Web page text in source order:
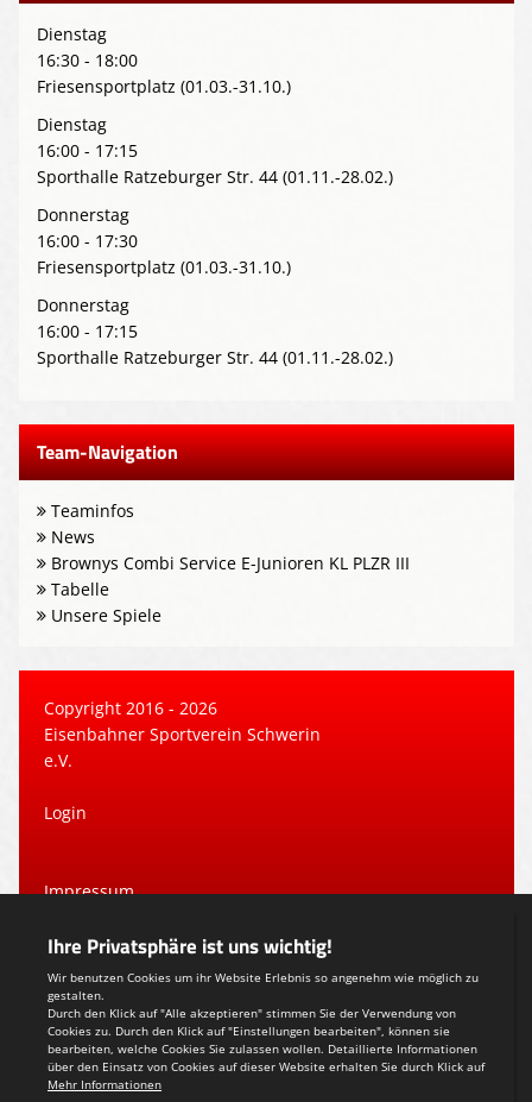
Dienstag
16:30 - 18:00
Friesensportplatz (01.03.-31.10.)
Dienstag
16:00 - 17:15
Sporthalle Ratzeburger Str. 44 (01.11.-28.02.)
Donnerstag
16:00 - 17:30
Friesensportplatz (01.03.-31.10.)
Donnerstag
16:00 - 17:15
Sporthalle Ratzeburger Str. 44 (01.11.-28.02.)
Team-Navigation
Teaminfos
News
Brownys Combi Service E-Junioren KL PLZR III
Tabelle
Unsere Spiele
Copyright 2016 - 2026
Eisenbahner Sportverein Schwerin
e.V.
Login
Impressum
Teamsports 2
Dein Sportverein online